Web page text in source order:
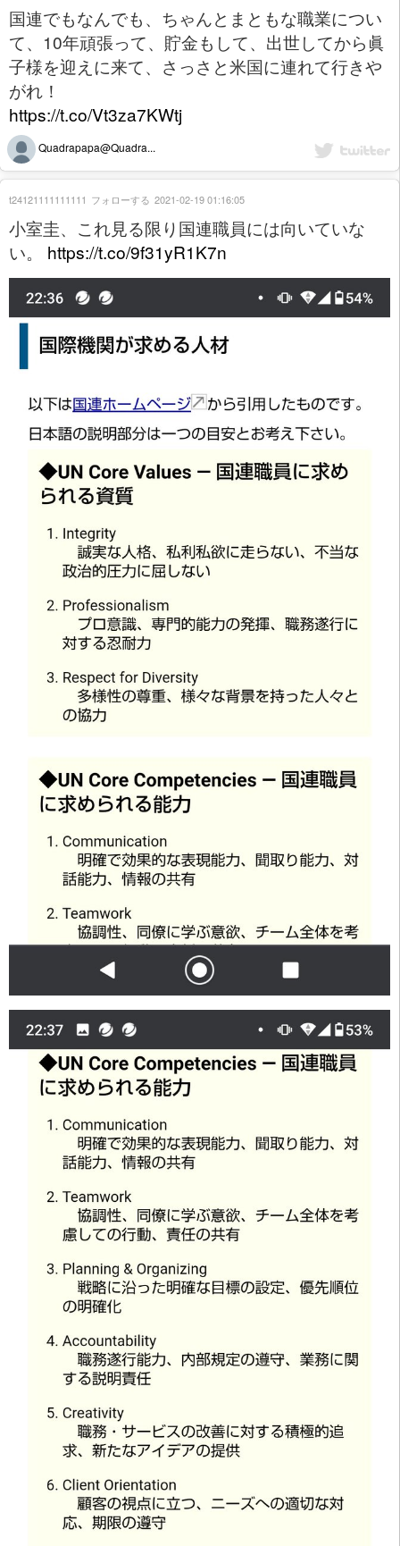
国連でもなんでも、ちゃんとまともな職業につい
て、10年頑張って、貯金もして、出世してから眞
子様を迎えに来て、さっさと米国に連れて行きや
がれ！
https://t.co/Vt3za7KWtj
Quadrapapa@Quadra...
小室圭、これ見る限り国連職員には向いていな
い。 https://t.co/9f31yR1K7n
t24121111111111 フォローする 2021-02-19 01:16:05